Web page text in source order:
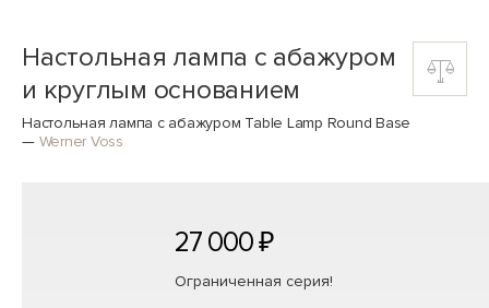
Настольная лампа с абажуром
и круглым основанием
Настольная лампа с абажуром Table Lamp Round Base
— Werner Voss
27 000 ₽
Ограниченная серия!